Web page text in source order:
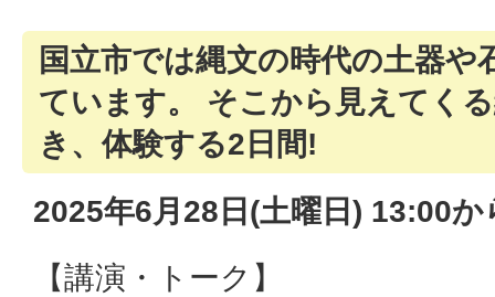
国立市では縄文の時代の土器や
ています。 そこから見えてく
き、体験する2日間!
2025年6月28日(土曜日) 13:00
【講演・トーク】